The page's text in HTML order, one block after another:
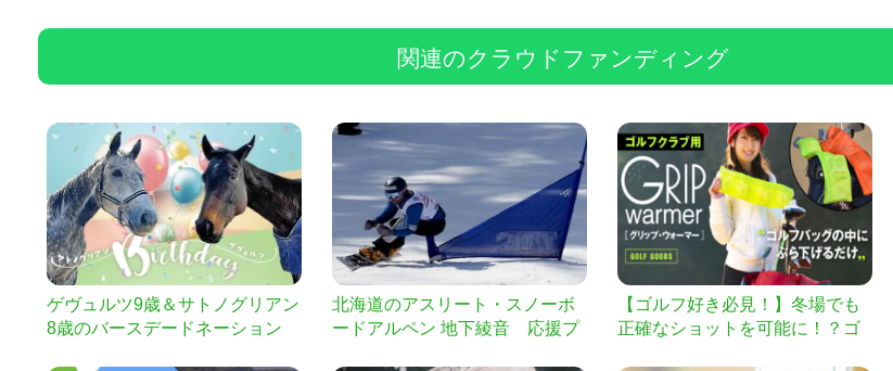
関連のクラウドファンディング
ゲヴュルツ9歳＆サトノグリアン
8歳のバースデードネーション
北海道のアスリート・スノーボ
ードアルペン 地下綾音 応援プ
【ゴルフ好き必見！】冬場でも
正確なショットを可能に！？ゴ